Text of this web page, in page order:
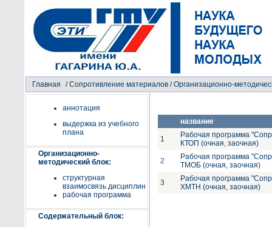
Главная /Сопротивление материалов / Организационно-
аннотация
выдержка из учебного
плана
Организационно-
методический блок:
структурная
взаимосвязь дисциплин
рабочая программа
Содержательный блок:
название
1
Рабочая программа
КТОП (очная, заочная)
2
Рабочая программа
ТМОБ (очная, заочная)
3
Рабочая программа
ХМТН (очная, заочная)